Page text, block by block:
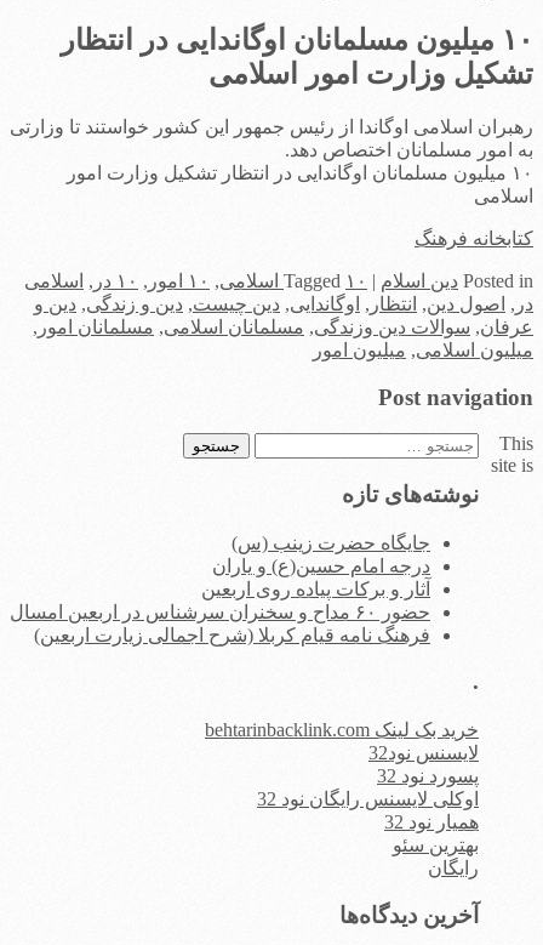
۱۰ میلیون مسلمانان اوگاندایی در انتظار
تشکیل وزارت امور اسلامی
رهبران اسلامی اوگاندا از رئیس جمهور این کشور خواستند تا وزارتی
به امور مسلمانان اختصاص دهد.
۱۰ میلیون مسلمانان اوگاندایی در انتظار تشکیل وزارت امور
اسلامی
کتابخانه فرهنگ
Posted in دین اسلام |
Tagged ۱۰ اسلامی , ۱۰ امور , ۱۰ در , اسلامی
در , اصول دین, انتظار , اوگاندایی, دین چیست, دین و زندگی, دین و
عرفان, سوالات دین وزندگی, مسلمانان اسلامی, مسلمانان امور ,
میلیون اسلامی, میلیون امور
Post navigation
جستجو
نوشته‌های تازه
جایگاه حضرت زینب (س)
درجه امام حسین(ع) و یاران
آثار و برکات پیاده روی اربعین
حضور ۶۰ مداح و سخنران سرشناس در اربعین امسال
فرهنگ نامه قیام کربلا (شرح اجمالی زیارت اربعین)
.
خرید بک لینک behtarinbacklink.com
لایسنس نود32
پسورد نود 32
اوکلی لایسنس رایگان نود 32
همیار نود 32
بهترین سئو
رایگان
آخرین دیدگاه‌ها
This
site is